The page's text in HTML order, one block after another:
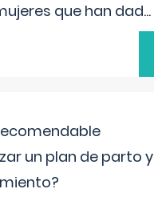
que han dad...
un plan de parto y